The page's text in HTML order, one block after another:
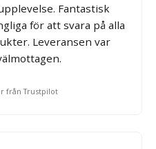
Fantastisk
för att svara på alla
Leveransen var
från Trustpilot